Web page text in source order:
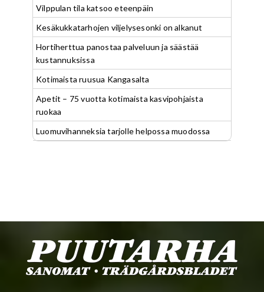
Vilppulan tila katsoo eteenpäin
Kesäkukkatarhojen viljelysesonki on alkanut
Hortiherttua panostaa palveluun ja säästää
kustannuksissa
Kotimaista ruusua Kangasalta
Apetit – 75 vuotta kotimaista kasvipohjaista
ruokaa
Luomuvihanneksia tarjolle helpossa muodossa